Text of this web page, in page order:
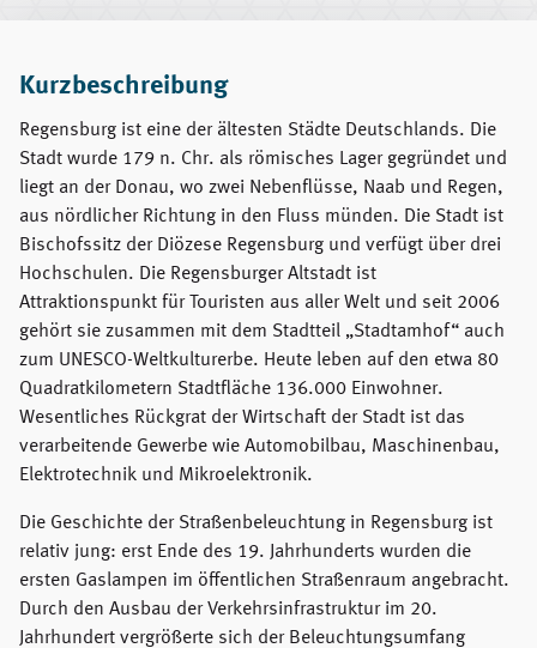
Kurzbeschreibung
Regensburg ist eine der ältesten Städte Deutschlands. Die
Stadt wurde 179 n. Chr. als römisches Lager gegründet und
liegt an der Donau, wo zwei Nebenflüsse, Naab und Regen,
aus nördlicher Richtung in den Fluss münden. Die Stadt ist
Bischofssitz der Diözese Regensburg und verfügt über drei
Hochschulen. Die Regensburger Altstadt ist
Attraktionspunkt für Touristen aus aller Welt und seit 2006
gehört sie zusammen mit dem Stadtteil „Stadtamhof“ auch
zum UNESCO-Weltkulturerbe. Heute leben auf den etwa 80
Quadratkilometern Stadtfläche 136.000 Einwohner.
Wesentliches Rückgrat der Wirtschaft der Stadt ist das
verarbeitende Gewerbe wie Automobilbau, Maschinenbau,
Elektrotechnik und Mikroelektronik.
Die Geschichte der Straßenbeleuchtung in Regensburg ist
relativ jung: erst Ende des 19. Jahrhunderts wurden die
ersten Gaslampen im öffentlichen Straßenraum angebracht.
Durch den Ausbau der Verkehrsinfrastruktur im 20.
Jahrhundert vergrößerte sich der Beleuchtungsumfang